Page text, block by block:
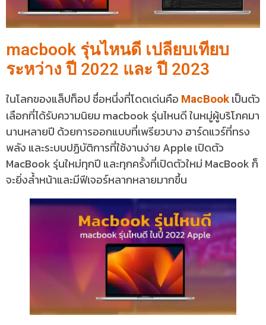
macbook รุ่นไหนดี เปลียบเทียบ
ระหว่าง ปี 2022 และ ปี 2023
ในโลกของแล็ปท็อป ชื่อหนึ่งที่โดดเด่นคือ MacBook เป็นตัว
เลือกที่ได้รับความนิยม macbook รุ่นไหนดี ในหมู่ผู้บริโภคมา
นานหลายปี ด้วยการออกแบบที่เพรียวบาง ฮาร์ดแวร์ที่ทรง
พลัง และระบบปฏิบัติการที่ใช้งานง่าย Apple เปิดตัว
MacBook รุ่นใหม่ทุกปี และทุกครั้งที่เปิดตัวใหม่ MacBook ก็
จะยิ่งล้ำหน้าและมีฟีเจอร์หลากหลายมากขึ้น